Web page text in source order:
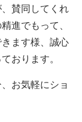
賛同してくれ
進でもって、
ます様、誠心
おります。
お気軽にショ